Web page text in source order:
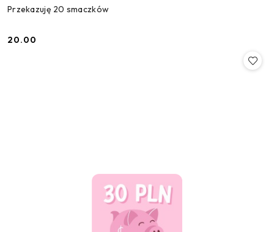
Przekazuję 20 smaczków
Cena:
20.00